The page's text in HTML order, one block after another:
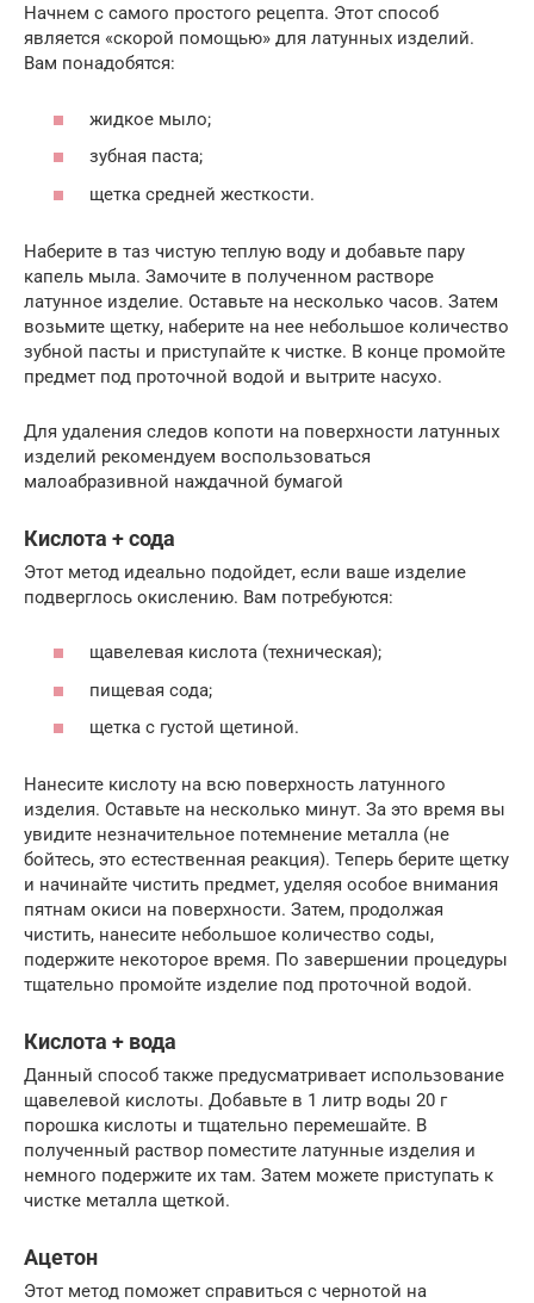
Начнем с самого простого рецепта. Этот способ
является «скорой помощью» для латунных изделий.
Вам понадобятся:
жидкое мыло;
зубная паста;
щетка средней жесткости.
Наберите в таз чистую теплую воду и добавьте пару
капель мыла. Замочите в полученном растворе
латунное изделие. Оставьте на несколько часов. Затем
возьмите щетку, наберите на нее небольшое количество
зубной пасты и приступайте к чистке. В конце промойте
предмет под проточной водой и вытрите насухо.
Для удаления следов копоти на поверхности латунных
изделий рекомендуем воспользоваться
малоабразивной наждачной бумагой
Кислота + сода
Этот метод идеально подойдет, если ваше изделие
подверглось окислению. Вам потребуются:
щавелевая кислота (техническая);
пищевая сода;
щетка с густой щетиной.
Нанесите кислоту на всю поверхность латунного
изделия. Оставьте на несколько минут. За это время вы
увидите незначительное потемнение металла (не
бойтесь, это естественная реакция). Теперь берите щетку
и начинайте чистить предмет, уделяя особое внимания
пятнам окиси на поверхности. Затем, продолжая
чистить, нанесите небольшое количество соды,
подержите некоторое время. По завершении процедуры
тщательно промойте изделие под проточной водой.
Кислота + вода
Данный способ также предусматривает использование
щавелевой кислоты. Добавьте в 1 литр воды 20 г
порошка кислоты и тщательно перемешайте. В
полученный раствор поместите латунные изделия и
немного подержите их там. Затем можете приступать к
чистке металла щеткой.
Ацетон
Этот метод поможет справиться с чернотой на